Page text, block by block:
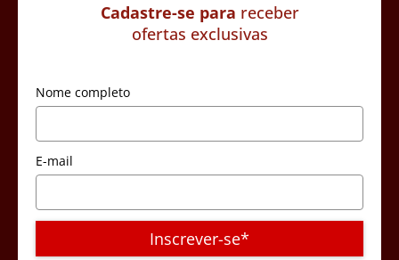
Cadastre-se para receber
ofertas exclusivas
Nome completo
E-mail
Inscrever-se*